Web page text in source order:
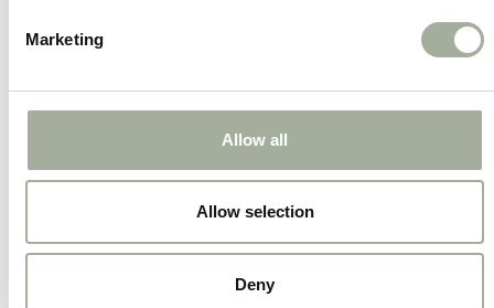
Marketing
Allow all
Allow selection
Deny
eigentijdse ontwerp en de beschikbaarheid
in verschillende kleuren maken jouw hond
tijdens elke wandeling.